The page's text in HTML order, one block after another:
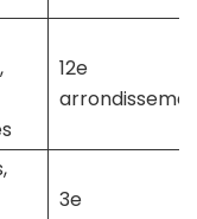
12e
3e